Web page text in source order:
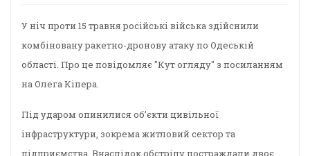
У ніч проти 15 травня російські війська здійснили
комбіновану ракетно-дронову атаку по Одеській
області. Про це повідомляє "Кут огляду" з посиланням
на Олега Кіпера.
Під ударом опинилися об’єкти цивільної
інфраструктури, зокрема житловий сектор та
підприємства. Внаслідок обстрілу постраждали двоє